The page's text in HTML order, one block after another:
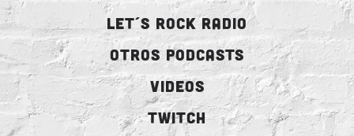
LET´S ROCK RADIO
OTROS PODCASTS
VIDEOS
TWITCH